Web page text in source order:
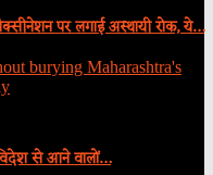
पर लगाई अस्थायी रोक, ये…
से आने वालों…